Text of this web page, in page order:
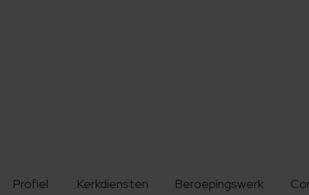
Profiel Kerkdiensten Beroepingswerk